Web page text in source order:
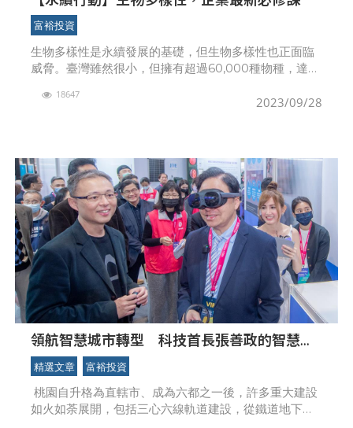
富裕投資
生物多樣性是永續發展的基礎，但生物多樣性也正面臨
威脅。臺灣雖然很小，但擁有超過60,000種物種，達到
多樣性如此豐富，但它與個人、企業有什麼關係呢？
2023/09/28
18647
領航智慧城市轉型 科技首長張善政的智慧治
理
精選文章 富裕投資
桃園自升格為直轄市、成為六都之一後，許多重大建設
如火如荼展開，包括三心六線軌道建設，從鐵道地下化